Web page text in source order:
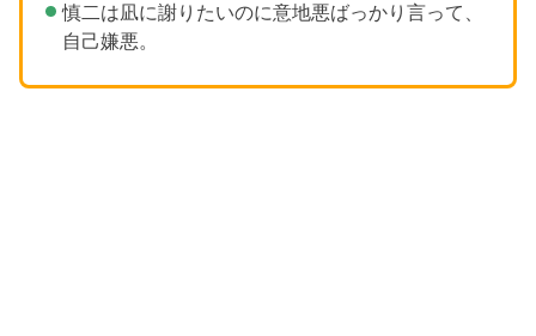
慎二は凪に謝りたいのに意地悪ばっかり言って、
自己嫌悪。